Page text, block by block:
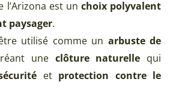
l’Arizona est un choix polyvalent
paysager.
utilisé comme un arbuste de
une clôture naturelle qui
et protection contre le